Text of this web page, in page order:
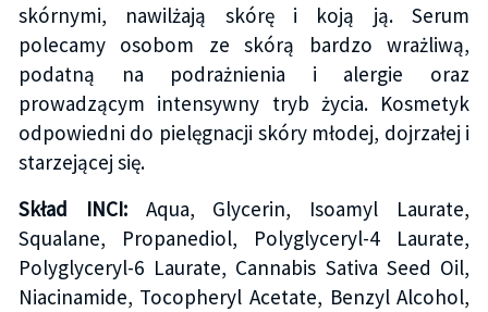
skórnymi, nawilżają skórę i koją ją. Serum
polecamy osobom ze skórą bardzo wrażliwą,
podatną na podrażnienia i alergie oraz
prowadzącym intensywny tryb życia. Kosmetyk
odpowiedni do pielęgnacji skóry młodej, dojrzałej i
starzejącej się.
Skład INCI:Aqua, Glycerin, Isoamyl Laurate,
Squalane, Propanediol, Polyglyceryl-4 Laurate,
Polyglyceryl-6 Laurate, Cannabis Sativa Seed Oil,
Niacinamide, Tocopheryl Acetate, Benzyl Alcohol,